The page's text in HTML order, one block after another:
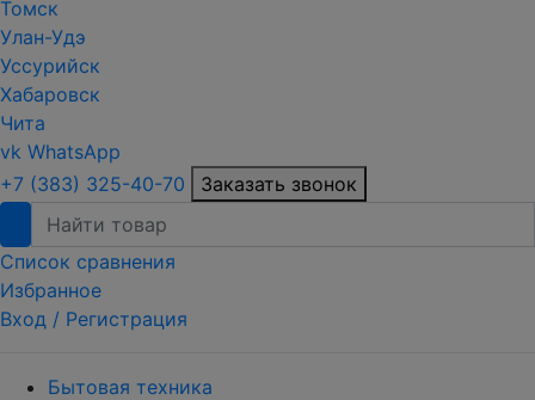
Томск
Улан-Удэ
Уссурийск
Хабаровск
Чита
vk WhatsApp
+7 (383) 325-40-70
Заказать звонок
Список сравнения
Избранное
Вход / Регистрация
Бытовая техника